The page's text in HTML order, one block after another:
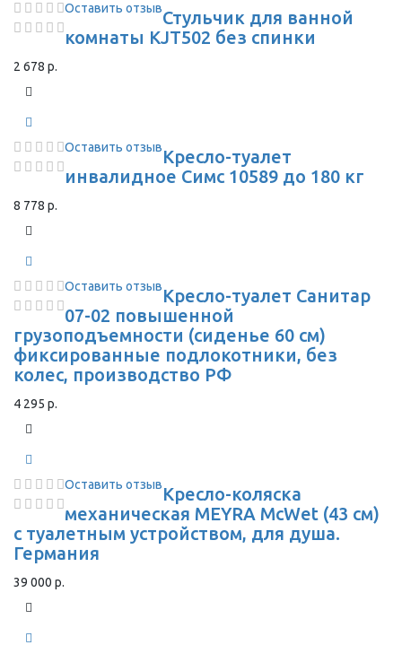
Оставить отзывСтульчик для ванной
комнаты KJT502 без спинки
2 678 р.
Оставить отзывКресло-туалет
инвалидное Симс 10589 до 180 кг
8 778 р.
Оставить отзывКресло-туалет Санитар
07-02 повышенной
грузоподъемности (сиденье 60 см)
фиксированные подлокотники, без
колес, производство РФ
4 295 р.
Оставить отзывКресло-коляска
механическая MEYRA McWet (43 см)
с туалетным устройством, для душа.
Германия
39 000 р.